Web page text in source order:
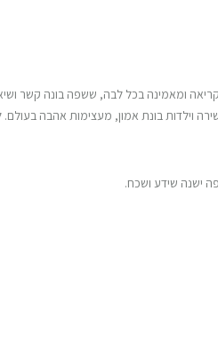
ומאמינה בכל לבה, ששפה בונה קשר
וילדות בונת אמון, מעצימות אהבה
ישנה שידע ושכח.